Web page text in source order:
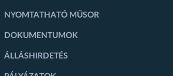
NYOMTATHATÓ MŰSOR
DOKUMENTUMOK
ÁLLÁSHIRDETÉS